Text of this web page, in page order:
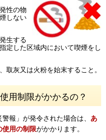
性の物
しない
生する
定した区域内において喫煙をし
取灰又は火粉を始末すること。
用制限がかかるの？
報」が発令された場合は、 あ
使用の制限がかかります。